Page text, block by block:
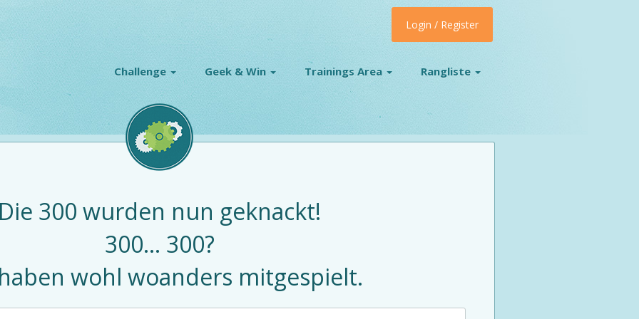
Challenge Geek & Win Trainings Area Rangliste
Login / Register
300 wurden nun geknackt!
300... 300?
wohl woanders mitgespielt.